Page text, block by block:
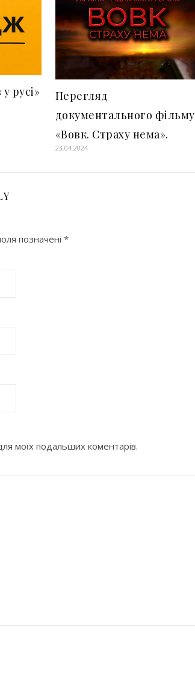
русі»
Перегляд
документального фільму
«Вовк. Страху нема».
23.04.2024
позначені *
моїх подальших коментарів.